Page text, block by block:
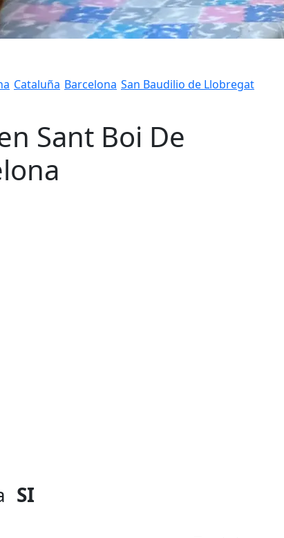
Cataluña Barcelona San Baudilio de Llobregat
Sant Boi De
SI